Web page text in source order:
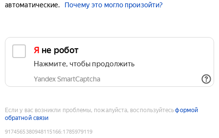
автоматические.
Почему это могло произойти?
Я не робот
Нажмите, чтобы продолжить
Yandex SmartCaptcha
Если у вас возникли проблемы, пожалуйста, воспользуйтесьформой
обратной связи
9174565380948115166:1785979119